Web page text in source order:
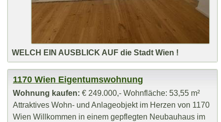
WELCH EIN AUSBLICK AUF die Stadt Wien !
1170 Wien Eigentumswohnung
Wohnung kaufen: € 249.000,- Wohnfläche: 53,55 m²
Attraktives Wohn- und Anlageobjekt im Herzen von 1170
Wien Willkommen in einem gepflegten Neubauhaus im